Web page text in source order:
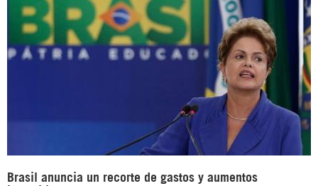
Brasil anuncia un recorte de gastos y aumentos